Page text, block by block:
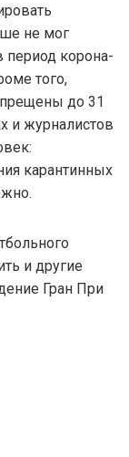
не мог
период корона-
того,
до 31
и журналистов
карантинных
и другие
Гран При